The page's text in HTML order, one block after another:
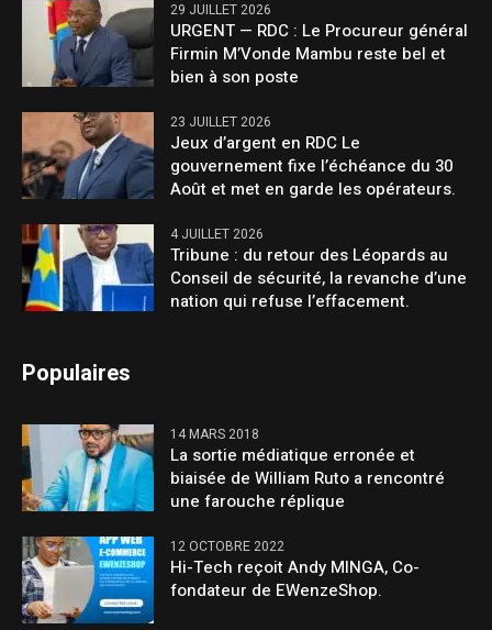
29 JUILLET 2026
URGENT — RDC : Le Procureur général
Firmin M’Vonde Mambu reste bel et
bien à son poste
23 JUILLET 2026
Jeux d’argent en RDC Le
gouvernement fixe l’échéance du 30
Août et met en garde les opérateurs.
4 JUILLET 2026
Tribune : du retour des Léopards au
Conseil de sécurité, la revanche d’une
nation qui refuse l’effacement.
Populaires
14 MARS 2018
La sortie médiatique erronée et
biaisée de William Ruto a rencontré
une farouche réplique
12 OCTOBRE 2022
Hi-Tech reçoit Andy MINGA, Co-
fondateur de EWenzeShop.